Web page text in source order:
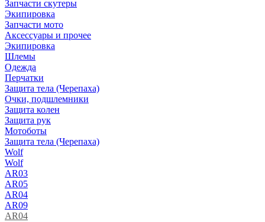
Запчасти скутеры
Экипировка
Запчасти мото
Аксессуары и прочее
Экипировка
Шлемы
Одежда
Перчатки
Защита тела (Черепаха)
Очки, подшлемники
Защита колен
Защита рук
Мотоботы
Защита тела (Черепаха)
Wolf
Wolf
AR03
AR05
AR04
AR09
AR04